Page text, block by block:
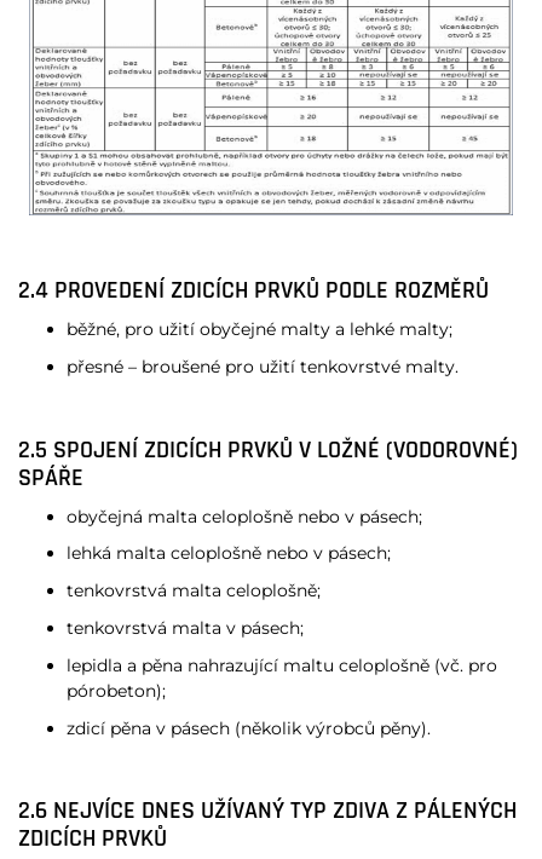
2.4 PROVEDENÍ ZDICÍCH PRVKŮ PODLE ROZMĚRŮ
běžné, pro užití obyčejné malty a lehké malty;
přesné – broušené pro užití tenkovrstvé malty.
2.5 SPOJENÍ ZDICÍCH PRVKŮ V LOŽNÉ (VODOROVNÉ)
SPÁŘE
obyčejná malta celoplošně nebo v pásech;
lehká malta celoplošně nebo v pásech;
tenkovrstvá malta celoplošně;
tenkovrstvá malta v pásech;
lepidla a pěna nahrazující maltu celoplošně (vč. pro
pórobeton);
zdicí pěna v pásech (několik výrobců pěny).
2.6 NEJVÍCE DNES UŽÍVANÝ TYP ZDIVA Z PÁLENÝCH
ZDICÍCH PRVKŮ